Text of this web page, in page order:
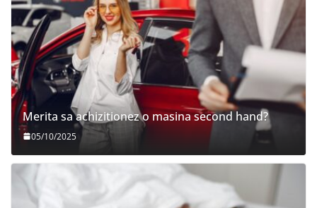
Merita sa achizitionez o masina second hand?
05/10/2025